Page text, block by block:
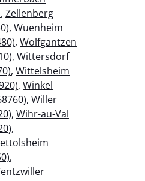
, Zellenberg
, Wuenheim
, Wolfgantzen
, Wittersdorf
, Wittelsheim
, Winkel
, Willer
, Wihr-au-Val
,
,